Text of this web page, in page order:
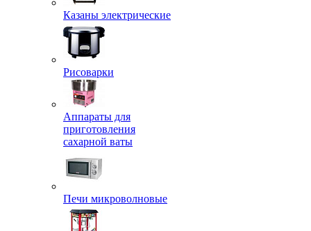
Казаны электрические
Рисоварки
Аппараты для
приготовления
сахарной ваты
Печи микроволновые